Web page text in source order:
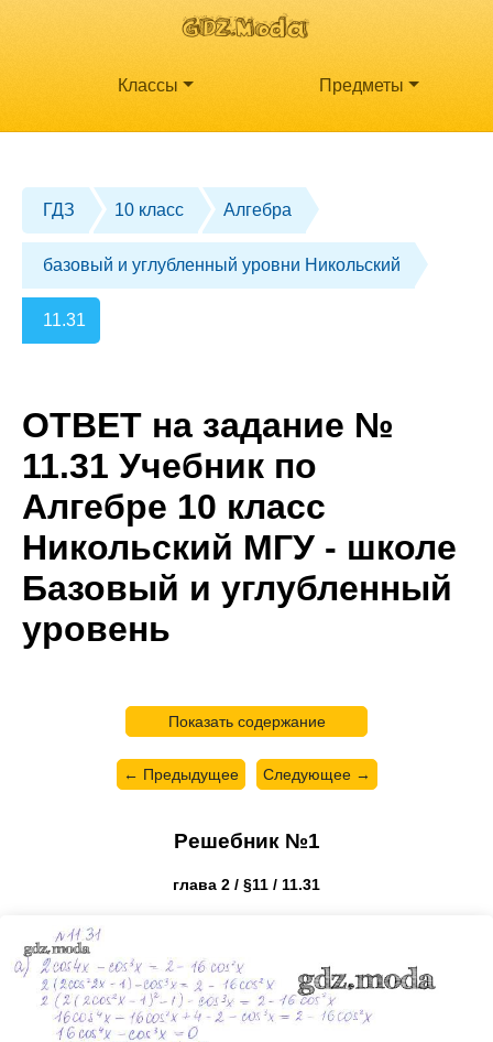
Классы Предметы
ГДЗ 10 класс Алгебра
базовый и углубленный уровни Никольский
11.31
ОТВЕТ на задание №
11.31 Учебник по
Алгебре 10 класс
Никольский МГУ - школе
Базовый и углубленный
уровень
Показать содержание
← Предыдущее Следующее →
Решебник №1
глава 2 / §11 / 11.31